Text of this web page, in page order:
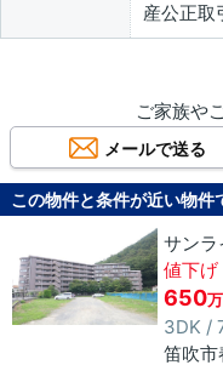
産公正取
ご家族や
メールで送る
この物件と条件が近い物件
サン
値下
650
3DK /
笛吹市